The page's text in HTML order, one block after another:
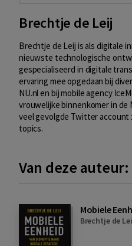
Brechtje de Leij
Brechtje de Leij is als digitale
nieuwste technologische
gespecialiseerd in digitale
ervaring mee opgedaan bij
NU.nl en bij mobile agency
vrouwelijke binnenkomer in de
veel gevolgde Twitter
topics.
Van deze auteur:
Mobiele
Brechtje de